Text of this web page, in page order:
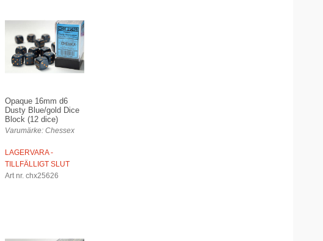
Opaque 16mm d6
Dusty Blue/gold Dice
Block (12 dice)
Varumärke: Chessex
LAGERVARA -
TILLFÄLLIGT SLUT
Art nr. chx25626